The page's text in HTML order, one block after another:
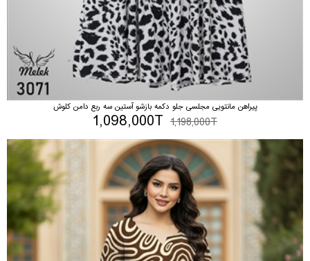
پیراهن مانتویی مجلسی جلو دکمه بازشو آستین سه ربع دامن کلوش
1,198,000T
1,098,000T